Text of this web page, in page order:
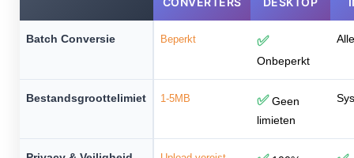
Batch Conversie Beperkt ✅
Onbeperkt
Bestandsgroottelimiet 1-5MB ✅Geen
limieten